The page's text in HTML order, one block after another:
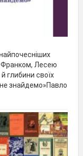
Франком, Лесею
глибини своїх
знайдемо»Павло